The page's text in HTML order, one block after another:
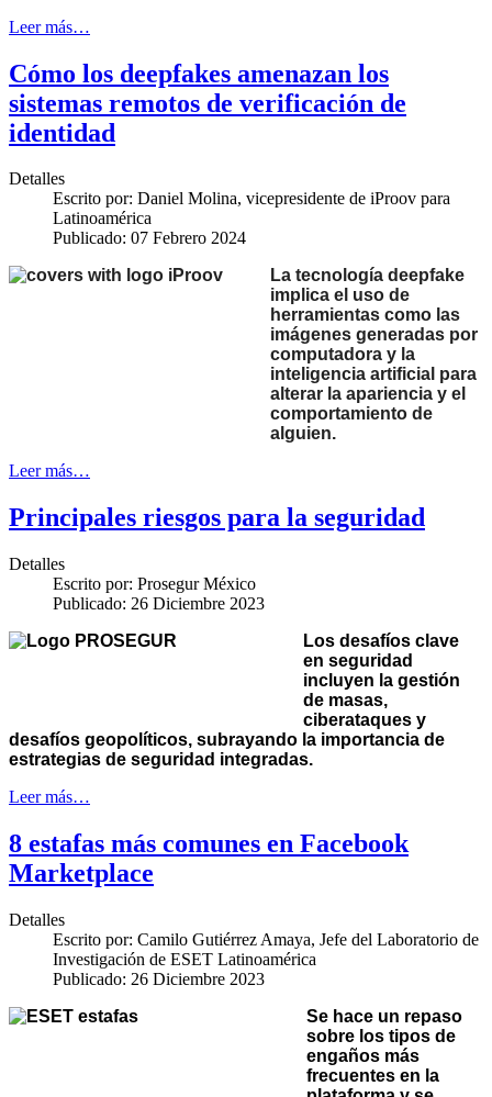
Leer más…
Cómo los deepfakes amenazan los
sistemas remotos de verificación de
identidad
Detalles
Escrito por: Daniel Molina, vicepresidente de iProov para
Latinoamérica
Publicado: 07 Febrero 2024
La tecnología deepfake
implica el uso de
herramientas como las
imágenes generadas por
computadora y la
inteligencia artificial para
alterar la apariencia y el
comportamiento de
alguien.
Leer más…
Principales riesgos para la seguridad
Detalles
Escrito por: Prosegur México
Publicado: 26 Diciembre 2023
Los desafíos clave
en seguridad
incluyen la gestión
de masas,
ciberataques y
desafíos geopolíticos, subrayando la importancia de
estrategias de seguridad integradas.
Leer más…
8 estafas más comunes en Facebook
Marketplace
Detalles
Escrito por: Camilo Gutiérrez Amaya, Jefe del Laboratorio de
Investigación de ESET Latinoamérica
Publicado: 26 Diciembre 2023
Se hace un repaso
sobre los tipos de
engaños más
frecuentes en la